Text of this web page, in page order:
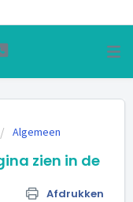
Algemeen
zien in de
Afdrukken